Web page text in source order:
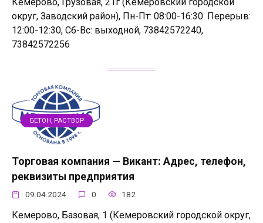
округ, Заводский район), Пн-Пт: 08:00-16:30. Перерыв:
12:00-12:30, Сб-Вс: выходной, 73842572240,
73842572256
БЕТОН, РАСТВОР
Торговая компания — Викант: Адрес, телефон,
реквизиты предприятия
09.04.2024 0 182
Кемерово, Базовая, 1 (Кемеровский городской округ,